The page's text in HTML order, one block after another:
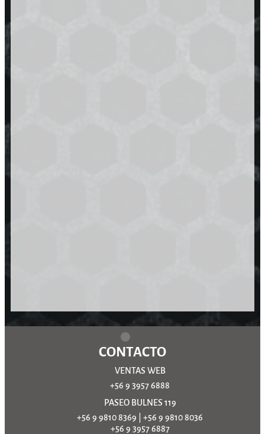
CONTACTO
VENTAS WEB
+56 9 3957 6888
PASEO BULNES 119
+56 9 9810 8369
+56 9 9810 8036
+56 9 3957 6887